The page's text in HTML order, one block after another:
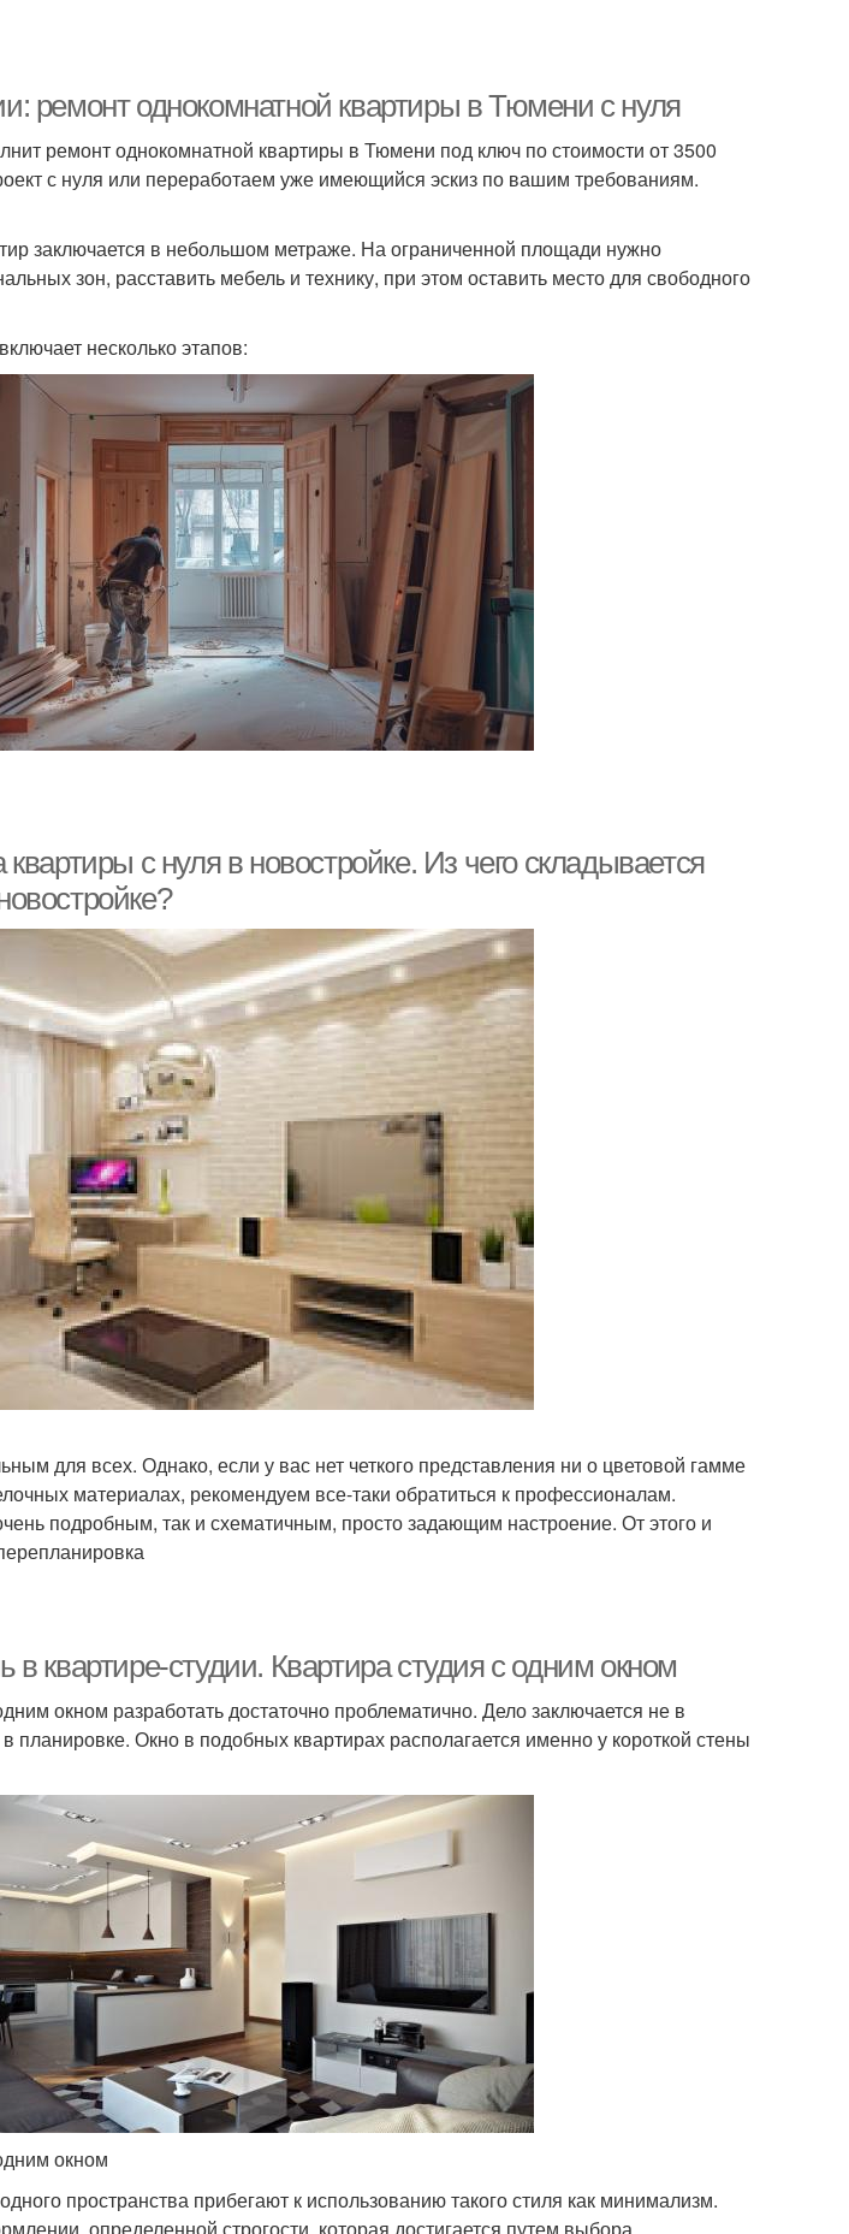
ремонт однокомнатной квартиры в Тюмени с нуля
ремонт однокомнатной квартиры в Тюмени под ключ по стоимости от 3500
с нуля или переработаем уже имеющийся эскиз по вашим требованиям.
заключается в небольшом метраже. На ограниченной площади нужно
зон, расставить мебель и технику, при этом оставить место для свободного
несколько этапов:
квартиры с нуля в новостройке. Из чего складывается
для всех. Однако, если у вас нет четкого представления ни о цветовой гамме
материалах, рекомендуем все-таки обратиться к профессионалам.
подробным, так и схематичным, просто задающим настроение. От этого и
в квартире-студии. Квартира студия с одним окном
окном разработать достаточно проблематично. Дело заключается не в
планировке. Окно в подобных квартирах располагается именно у короткой стены
окном
пространства прибегают к использованию такого стиля как минимализм.